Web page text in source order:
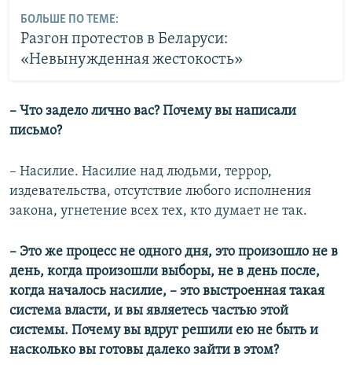
БОЛЬШЕ ПО ТЕМЕ:
Разгон протестов в Беларуси:
«Невынужденная жестокость»
– Что задело лично вас? Почему вы написали
письмо?
– Насилие. Насилие над людьми, террор,
издевательства, отсутствие любого исполнения
закона, угнетение всех тех, кто думает не так.
– Это же процесс не одного дня, это произошло не в
день, когда произошли выборы, не в день после,
когда началось насилие, – это выстроенная такая
система власти, и вы являетесь частью этой
системы. Почему вы вдруг решили ею не быть и
насколько вы готовы далеко зайти в этом?